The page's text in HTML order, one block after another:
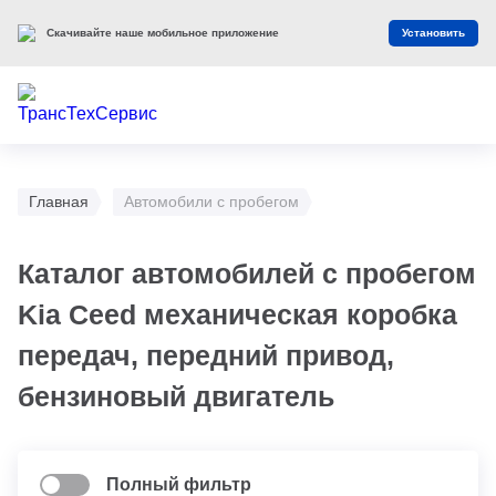
Главная Автомобили с пробегом
Каталог автомобилей с пробегом
Kia Ceed механическая коробка
передач, передний привод,
бензиновый двигатель
Полный фильтр
Скачивайте наше мобильное приложение Установить